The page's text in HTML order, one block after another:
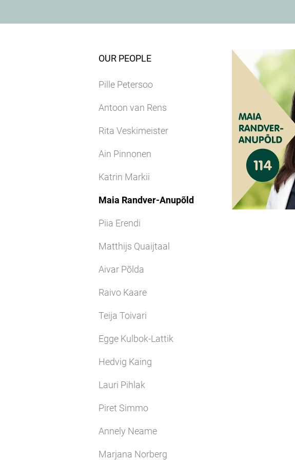
OUR PEOPLE
Pille Petersoo
Antoon van Rens
Rita Veskimeister
Ain Pinnonen
Katrin Markii
Maia Randver-Anupõld
Piia Erendi
Matthijs Quaijtaal
Aivar Põlda
Raivo Kaare
Teija Toivari
Egge Kulbok-Lattik
Hedvig Kaing
Lauri Pihlak
Piret Simmo
Annely Neame
Marjana Norberg